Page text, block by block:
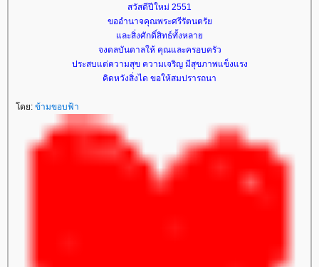
​สวัสดีปี​ใหม่​ 2551
ขออำ​นาจคุณพระศรีรัตนตรั
ละสิ่งศักดิ์สิทธ์​ทั้ง​หลาย​
จงดลบันดาล​ให้​ คุณ​และ​ครอบครัว​
ประสบแต่​ความ​สุข​ ​ความ​เจริญ มีสุขภาพแข็งแรง​
คิดหวังสิ่งได​ ​ขอ​ให้​สมปรารถนา​
ดย: ข้ามขอบฟ้า